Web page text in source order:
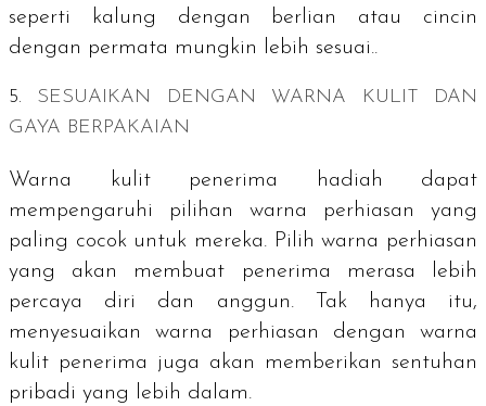
seperti kalung dengan berlian atau cincin
dengan permata mungkin lebih sesuai..
5. SESUAIKAN DENGAN WARNA KULIT DAN
GAYA BERPAKAIAN
Warna kulit penerima hadiah dapat
mempengaruhi pilihan warna perhiasan yang
paling cocok untuk mereka. Pilih warna perhiasan
yang akan membuat penerima merasa lebih
percaya diri dan anggun. Tak hanya itu,
menyesuaikan warna perhiasan dengan warna
kulit penerima juga akan memberikan sentuhan
pribadi yang lebih dalam.